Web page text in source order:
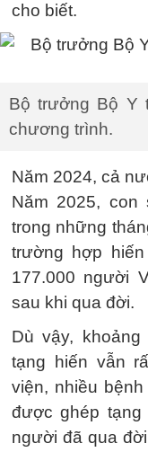
cho biết.
Bộ trưởng Bộ Y
chương trình.
Năm 2024, cả
Năm 2025,
trong những
trường hợp
177.000 người
sau khi qua đời.
Dù vậy,
tạng hiến vẫn
viện, nhiều
được ghép
người đã qua